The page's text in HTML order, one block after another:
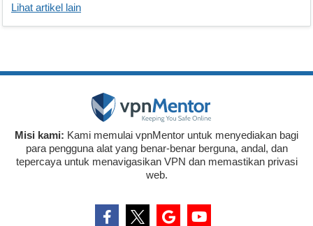
Lihat artikel lain
Misi kami: Kami memulai vpnMentor untuk menyediakan bagi
para pengguna alat yang benar-benar berguna, andal, dan
tepercaya untuk menavigasikan VPN dan memastikan privasi
web.